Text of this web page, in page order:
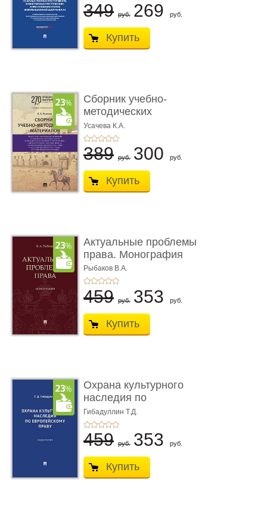
349 руб. 269 руб.
Купить
Сборник учебно-
методических
материалов по кур ...
Усачева К.А.
389 руб. 300 руб.
Купить
Актуальные проблемы
права. Монография
Рыбаков В.А.
459 руб. 353 руб.
Купить
Охрана культурного
наследия по
европейскому п ...
Гибадуллин Т.Д.
459 руб. 353 руб.
Купить